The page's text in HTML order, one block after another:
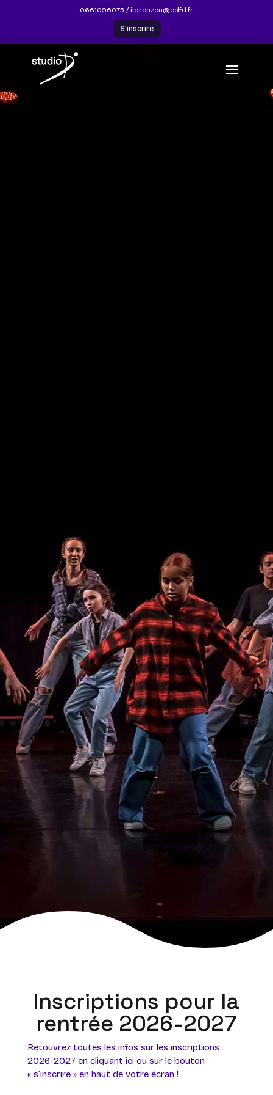
0661096075 / ilorenzen@cdfd.fr
S'inscrire
Inscriptions pour la
rentrée 2026-2027
Retouvrez toutes les infos sur les inscriptions
2026-2027 en cliquant ici ou sur le bouton
« s’inscrire » en haut de votre écran !